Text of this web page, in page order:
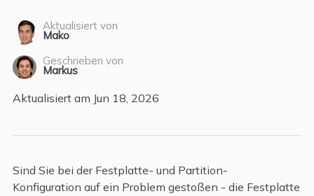
Aktualisiert von
Mako
Geschrieben von
Markus
Aktualisiert am Jun 18, 2026
Sind Sie bei der Festplatte- und Partition-
Konfiguration auf ein Problem gestoßen - die Festplatte